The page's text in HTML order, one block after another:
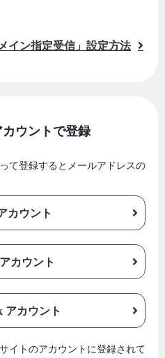
イン指定受信」設定方法
ウントで登録
て登録するとメールアドレスの
カウント
カウント
アカウント
イトのアカウントに登録されて